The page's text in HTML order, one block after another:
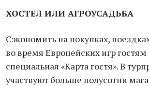
ХОСТЕЛ ИЛИ АГРОУСАДЬБА
Сэкономить на покупках,
во время Европейских игр
специальная «Карта гостя». В
участвуют больше полусотни